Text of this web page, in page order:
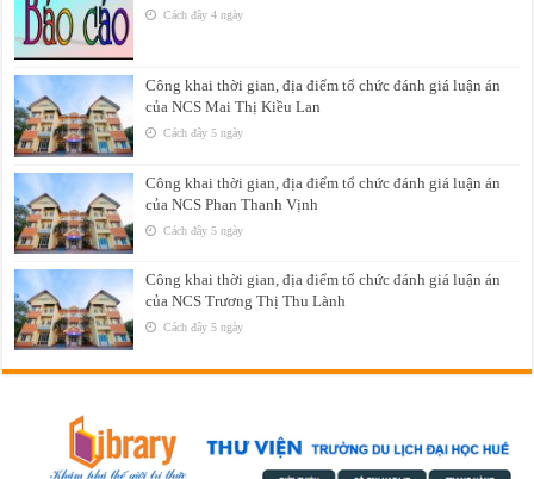
Cách đây 4 ngày
Công khai thời gian, địa điểm tổ chức đánh giá luận án
của NCS Mai Thị Kiều Lan
Cách đây 5 ngày
Công khai thời gian, địa điểm tổ chức đánh giá luận án
của NCS Phan Thanh Vịnh
Cách đây 5 ngày
Công khai thời gian, địa điểm tổ chức đánh giá luận án
của NCS Trương Thị Thu Lành
Cách đây 5 ngày